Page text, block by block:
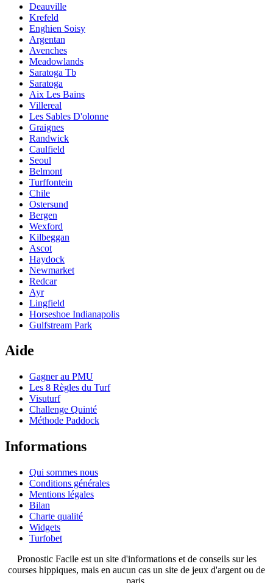
Deauville
Krefeld
Enghien Soisy
Argentan
Avenches
Meadowlands
Saratoga Tb
Saratoga
Aix Les Bains
Villereal
Les Sables D'olonne
Graignes
Randwick
Caulfield
Seoul
Belmont
Turffontein
Chile
Ostersund
Bergen
Wexford
Kilbeggan
Ascot
Haydock
Newmarket
Redcar
Ayr
Lingfield
Horseshoe Indianapolis
Gulfstream Park
Aide
Gagner au PMU
Les 8 Règles du Turf
Visuturf
Challenge Quinté
Méthode Paddock
Informations
Qui sommes nous
Conditions générales
Mentions légales
Bilan
Charte qualité
Widgets
Turfobet
Pronostic Facile est un site d'informations et de conseils sur les
courses hippiques, mais en aucun cas un site de jeux d'argent ou de